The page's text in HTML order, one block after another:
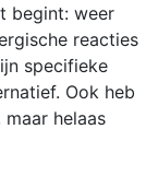
begint: weer
reacties
specifieke
Ook heb
maar helaas